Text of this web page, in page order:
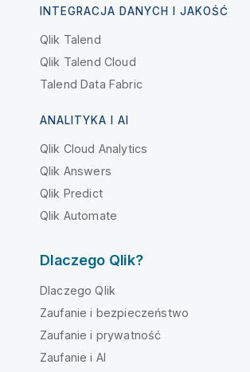
INTEGRACJA DANYCH I JAKOŚĆ
Qlik Talend
Qlik Talend Cloud
Talend Data Fabric
ANALITYKA I AI
Qlik Cloud Analytics
Qlik Answers
Qlik Predict
Qlik Automate
Dlaczego Qlik?
Dlaczego Qlik
Zaufanie i bezpieczeństwo
Zaufanie i prywatność
Zaufanie i AI